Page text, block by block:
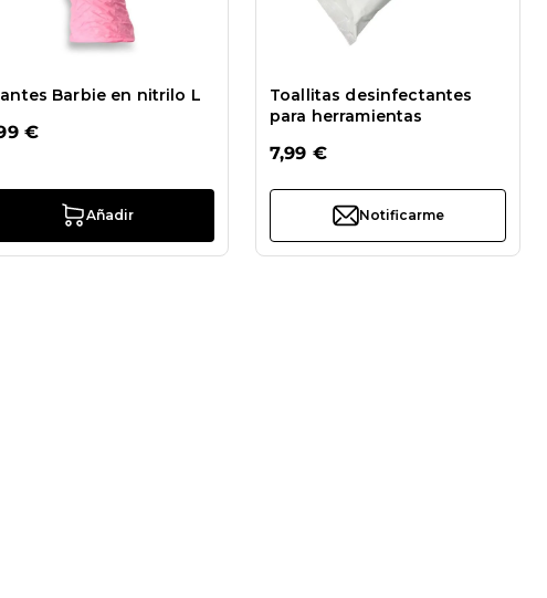
Barbie en nitrilo L
€
Añadir
Toallitas desinfectantes
para herramientas
7,99 €
Notificarme